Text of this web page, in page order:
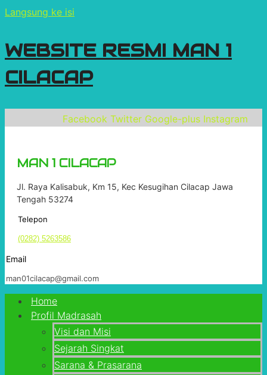
Langsung ke isi
WEBSITE RESMI MAN 1
CILACAP
Facebook Twitter Google-plus Instagram
MAN 1 CILACAP
Jl. Raya Kalisabuk, Km 15, Kec Kesugihan Cilacap Jawa
Tengah 53274
Telepon
(0282) 5263586
Email
man01cilacap@gmail.com
Home
Profil Madrasah
Visi dan Misi
Sejarah Singkat
Sarana & Prasarana